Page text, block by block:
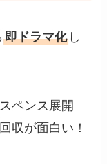
即ドラマ化 し
ペンス展開
収が面白い！